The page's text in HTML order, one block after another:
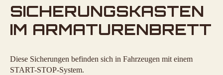
SICHERUNGSKASTEN
IM ARMATURENBRETT
Diese Sicherungen befinden sich in Fahrzeugen mit einem
START-STOP-System.